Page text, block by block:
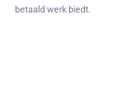
betaald werk biedt.